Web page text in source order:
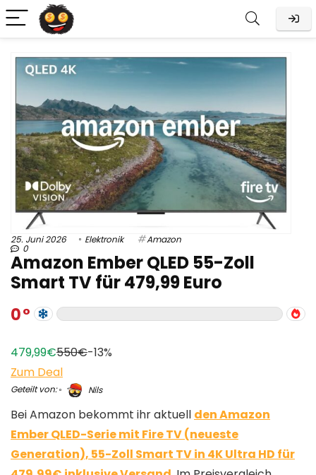
25. Juni 2026 Elektronik Amazon
0
Amazon Ember QLED 55-Zoll
Smart TV für 479,99 Euro
0
479,99€550€-13%
Zum Deal
Geteilt von: Nils
Bei Amazon bekommt ihr aktuell den Amazon
Ember QLED-Serie mit Fire TV (neueste
Generation), 55-Zoll Smart TV in 4K Ultra HD für